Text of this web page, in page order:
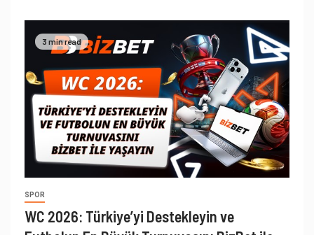
3 min read
SPOR
WC 2026: Türkiye’yi Destekleyin ve